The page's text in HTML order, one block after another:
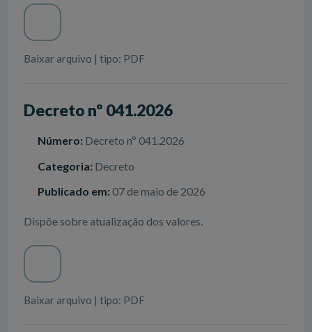
Baixar arquivo | tipo: PDF
Decreto nº 041.2026
Número: Decreto nº 041.2026
Categoria: Decreto
Publicado em: 07 de maio de 2026
Dispõe sobre atualização dos valores.
Baixar arquivo | tipo: PDF